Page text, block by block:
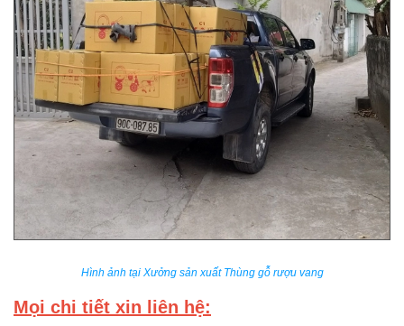
Hình ảnh tại Xưởng sản xuất Thùng gỗ rượu vang
Mọi chi tiết xin liên hệ: